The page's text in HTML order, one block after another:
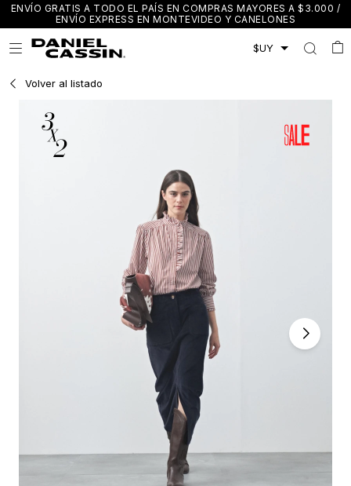
ENVÍO GRATIS A TODO EL PAÍS EN COMPRAS MAYORES A $3.000 /
ENVÍO EXPRESS EN MONTEVIDEO Y CANELONES

Volver al listado